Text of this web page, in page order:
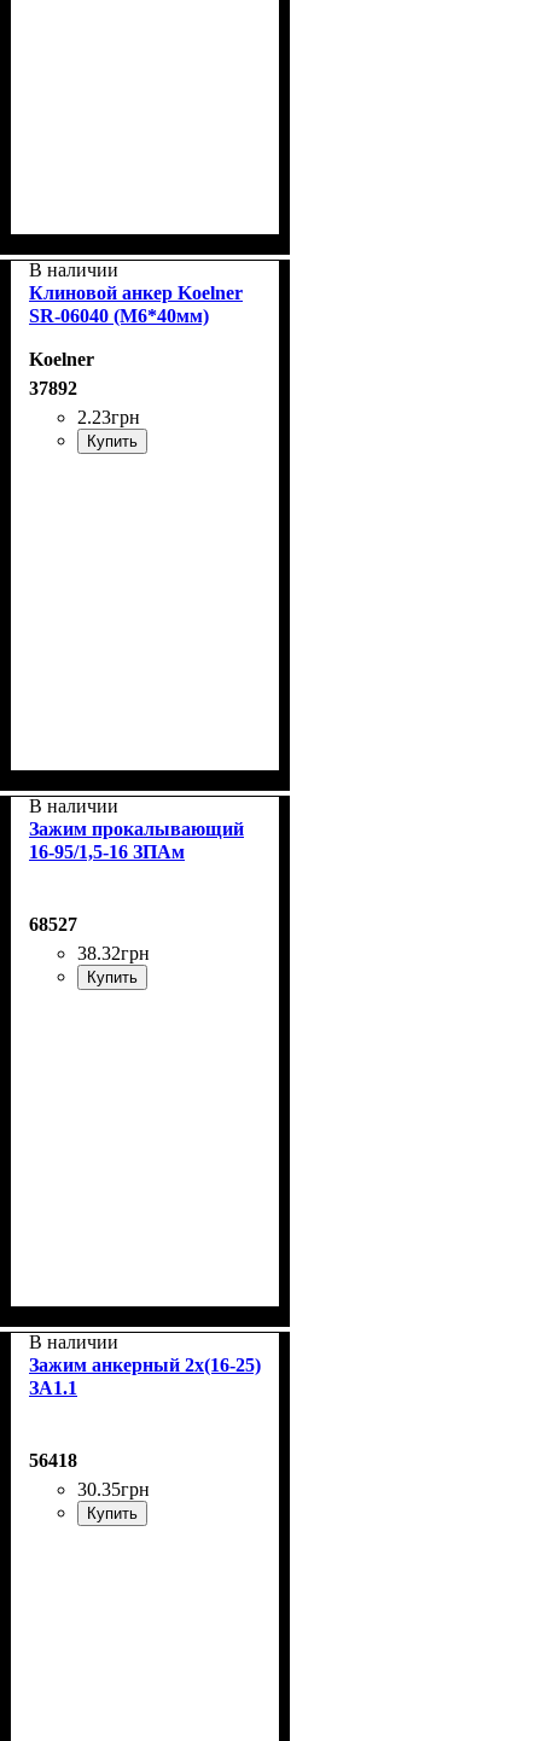
В наличии
Клиновой анкер Koelner
SR-06040 (М6*40мм)
Koelner
37892
2.23грн
Купить
В наличии
Зажим прокалывающий
16-95/1,5-16 ЗПАм
68527
38.32грн
Купить
В наличии
Зажим анкерный 2х(16-25)
ЗА1.1
56418
30.35грн
Купить